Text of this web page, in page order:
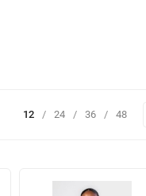
12 / 24 / 36 / 48